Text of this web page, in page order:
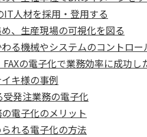
IT人材を採用・登用する
、生産現場の可視化を図る
る機械やシステムのコントロー
の電子化で業務効率に成功し
キ様の事例
受発注業務の電子化
電子化のメリット
れる電子化の方法